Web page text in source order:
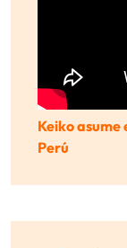
Keiko asume
Perú